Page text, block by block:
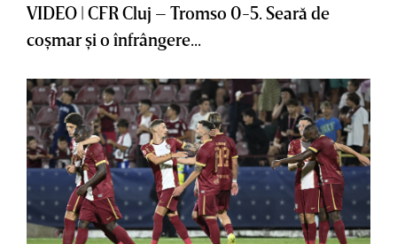
VIDEO | CFR Cluj – Tromso 0-5. Seară de
coşmar şi o înfrângere...